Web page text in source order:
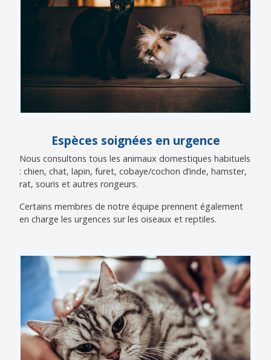
Espèces soignées en urgence
Nous consultons tous les animaux domestiques habituels
: chien, chat, lapin, furet, cobaye/cochon d’inde, hamster,
rat, souris et autres rongeurs.
Certains membres de notre équipe prennent également
en charge les urgences sur les oiseaux et reptiles.